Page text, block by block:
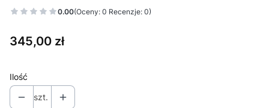
0.00(Oceny: 0 Recenzje: 0)
Cena
345,00 zł
Ilość
szt.